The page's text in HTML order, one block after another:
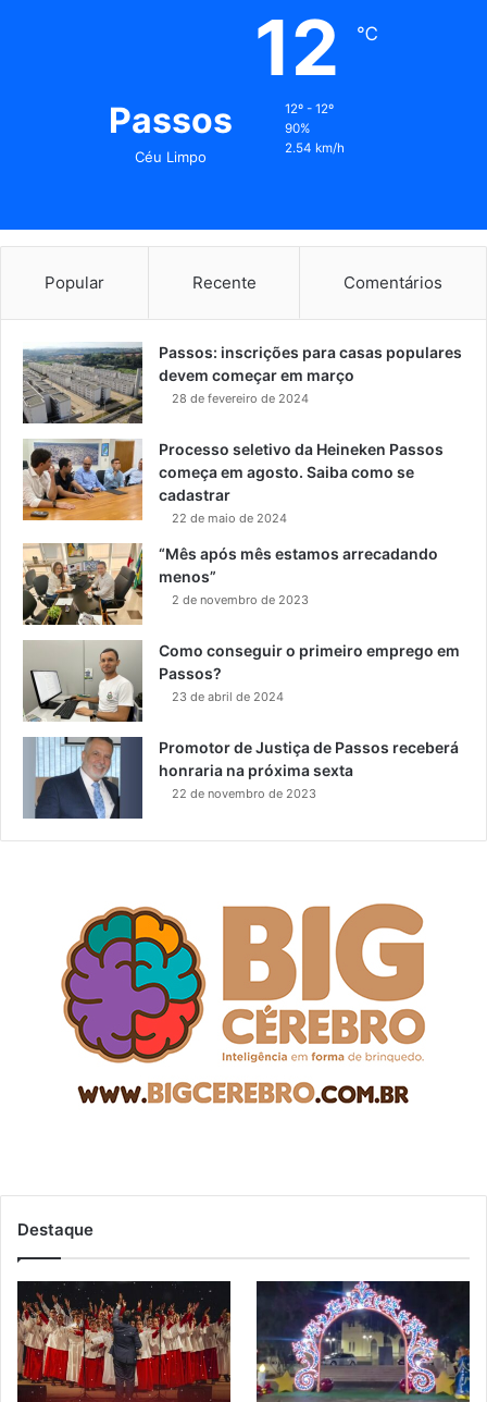
Passos
Céu Limpo
12 ℃
12º - 12º
90%
2.54 km/h
Popular Recente Comentários
Passos: inscrições para casas populares
devem começar em março
28 de fevereiro de 2024
Processo seletivo da Heineken Passos
começa em agosto. Saiba como se
cadastrar
22 de maio de 2024
“Mês após mês estamos arrecadando
menos”
2 de novembro de 2023
Como conseguir o primeiro emprego em
Passos?
23 de abril de 2024
Promotor de Justiça de Passos receberá
honraria na próxima sexta
22 de novembro de 2023
Destaque